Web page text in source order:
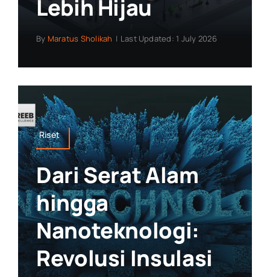
Lebih Hijau
By Maratus Sholikah | Last Updated: 1 July 2026
Riset
Dari Serat Alam
hingga
Nanoteknologi:
Revolusi Insulasi